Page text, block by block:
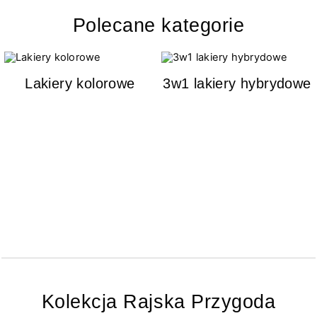
Polecane kategorie
Lakiery kolorowe 3w1 lakiery hybrydowe
Kolekcja Rajska Przygoda